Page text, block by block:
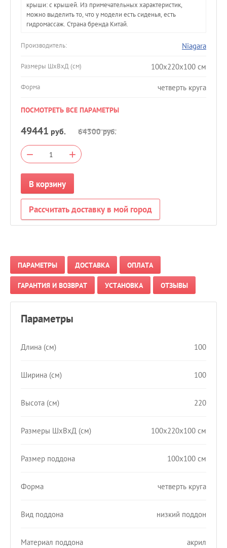
крыши: с крышей. Из примечательных характеристик,
можно выделить то, что у модели есть сиденья, есть
гидромассаж. Страна бренда Китай.
Производитель: Niagara
Размеры ШхВхД (см) 100x220x100 см
Форма четверть круга
ПОСМОТРЕТЬ ВСЕ ПАРАМЕТРЫ
49441 руб. 64300руб.
− +
В корзину
Рассчитать доставку в мой город
ПАРАМЕТРЫ ДОСТАВКА ОПЛАТА
ГАРАНТИЯ И ВОЗВРАТ УСТАНОВКА ОТЗЫВЫ
Параметры
Длина (см) 100
Ширина (см) 100
Высота (см) 220
Размеры ШхВхД (см) 100x220x100 см
Размер поддона 100х100 см
Форма четверть круга
Вид поддона низкий поддон
Материал поддона акрил